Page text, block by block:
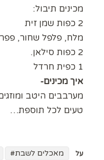
מכינים תיבול:
2 כפות שמן זית
מלח, פלפל שחור,
2 כפות סילאן.
1 כפית חרדל
איך מכינים-
מערבבים היטב
טעים לכל תוספת…
על מאכלים לשבת